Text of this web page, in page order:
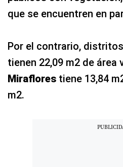
que se encuentren en
Por el contrario,
tienen 22,09 m2 de área
Miraflores tiene 13,84
m2.